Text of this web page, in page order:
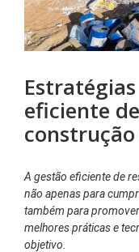
eficiente
A gestão eficiente de
não apenas para
também para
melhores práticas e
objetivo.